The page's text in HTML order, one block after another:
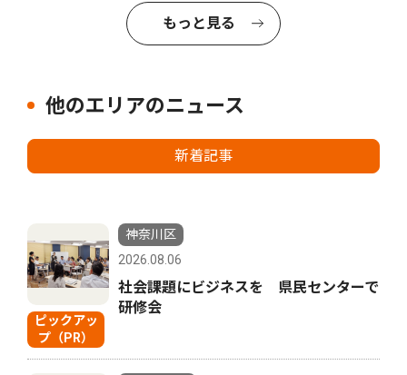
もっと見る
他のエリアのニュース
新着記事
ピックアッ
プ（PR）
神奈川区
2026.08.06
社会課題にビジネスを 県民センターで
研修会